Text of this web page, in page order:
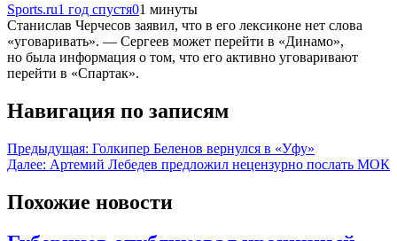
Sports.ru1 год спустя01 минуты
Станислав Черчесов заявил, что в его лексиконе нет слова
«уговаривать». — Сергеев может перейти в «Динамо»,
но была информация о том, что его активно уговаривают
перейти в «Спартак».
Навигация по записям
Предыдущая: Голкипер Беленов вернулся в «Уфу»
Далее: Артемий Лебедев предложил нецензурно послать МОК
Похожие новости